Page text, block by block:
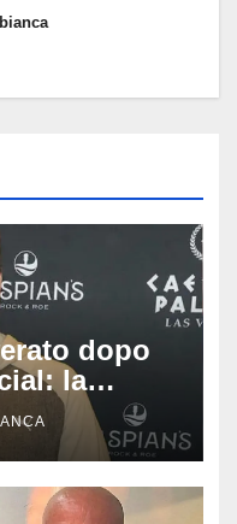
dopo
la
sulle